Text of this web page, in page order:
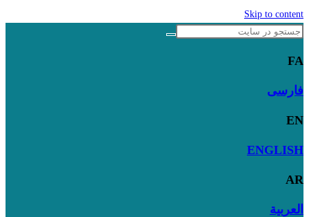
Skip to content
FA
فارسی
EN
ENGLISH
AR
العربية